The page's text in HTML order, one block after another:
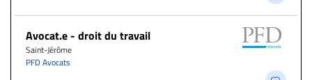
Avocat.e - droit du travail
Saint-Jérôme
PFD Avocats